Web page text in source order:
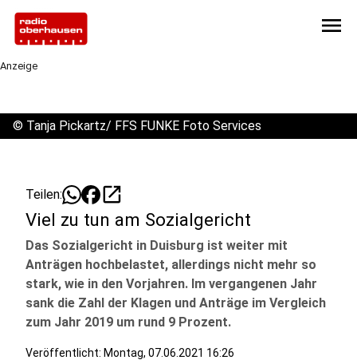
menu
Anzeige
© Tanja Pickartz/ FFS FUNKE Foto Services
Teilen: open_in_new
Viel zu tun am Sozialgericht
Das Sozialgericht in Duisburg ist weiter mit
Anträgen hochbelastet, allerdings nicht mehr so
stark, wie in den Vorjahren. Im vergangenen Jahr
sank die Zahl der Klagen und Anträge im Vergleich
zum Jahr 2019 um rund 9 Prozent.
Veröffentlicht: Montag, 07.06.2021 16:26